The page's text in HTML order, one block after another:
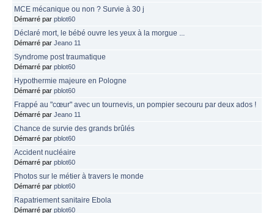
MCE mécanique ou non ? Survie à 30 j
Démarré par pblot60
Déclaré mort, le bébé ouvre les yeux à la morgue ...
Démarré par Jeano 11
Syndrome post traumatique
Démarré par pblot60
Hypothermie majeure en Pologne
Démarré par pblot60
Frappé au "cœur" avec un tournevis, un pompier secouru par deux ados !
Démarré par Jeano 11
Chance de survie des grands brûlés
Démarré par pblot60
Accident nucléaire
Démarré par pblot60
Photos sur le métier à travers le monde
Démarré par pblot60
Rapatriement sanitaire Ebola
Démarré par pblot60